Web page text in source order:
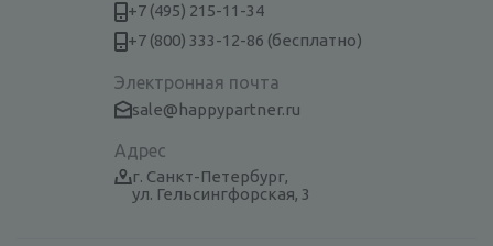
+7 (495) 215-11-34
+7 (800) 333-12-86 (бесплатно)
Электронная почта
sale@happypartner.ru
Адрес
г. Санкт-Петербург,
ул. Гельсингфорская, 3